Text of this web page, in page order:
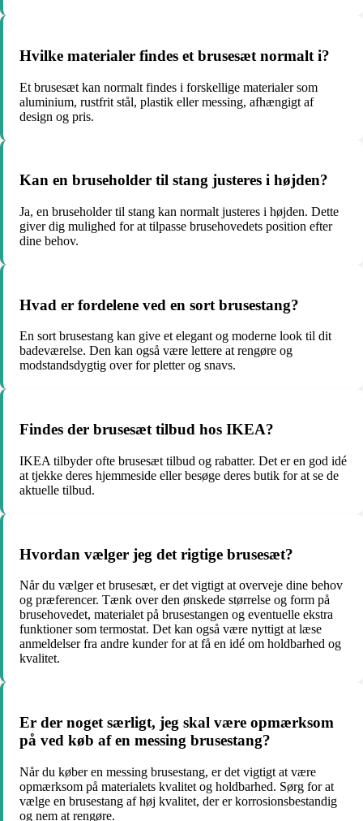
Hvilke materialer findes et brusesæt normalt i?
Et brusesæt kan normalt findes i forskellige materialer som
aluminium, rustfrit stål, plastik eller messing, afhængigt af
design og pris.
Kan en bruseholder til stang justeres i højden?
Ja, en bruseholder til stang kan normalt justeres i højden. Dette
giver dig mulighed for at tilpasse brusehovedets position efter
dine behov.
Hvad er fordelene ved en sort brusestang?
En sort brusestang kan give et elegant og moderne look til dit
badeværelse. Den kan også være lettere at rengøre og
modstandsdygtig over for pletter og snavs.
Findes der brusesæt tilbud hos IKEA?
IKEA tilbyder ofte brusesæt tilbud og rabatter. Det er en god idé
at tjekke deres hjemmeside eller besøge deres butik for at se de
aktuelle tilbud.
Hvordan vælger jeg det rigtige brusesæt?
Når du vælger et brusesæt, er det vigtigt at overveje dine behov
og præferencer. Tænk over den ønskede størrelse og form på
brusehovedet, materialet på brusestangen og eventuelle ekstra
funktioner som termostat. Det kan også være nyttigt at læse
anmeldelser fra andre kunder for at få en idé om holdbarhed og
kvalitet.
Er der noget særligt, jeg skal være opmærksom
på ved køb af en messing brusestang?
Når du køber en messing brusestang, er det vigtigt at være
opmærksom på materialets kvalitet og holdbarhed. Sørg for at
vælge en brusestang af høj kvalitet, der er korrosionsbestandig
og nem at rengøre.